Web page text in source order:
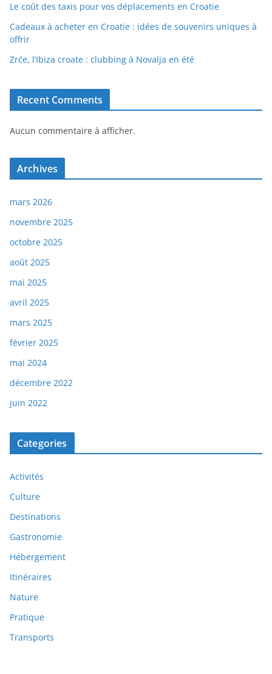
Le coût des taxis pour vos déplacements en Croatie
Cadeaux à acheter en Croatie : idées de souvenirs uniques à
offrir
Zrće, l’Ibiza croate : clubbing à Novalja en été
Recent Comments
Aucun commentaire à afficher.
Archives
mars 2026
novembre 2025
octobre 2025
août 2025
mai 2025
avril 2025
mars 2025
février 2025
mai 2024
décembre 2022
juin 2022
Categories
Activités
Culture
Destinations
Gastronomie
Hébergement
Itinéraires
Nature
Pratique
Transports